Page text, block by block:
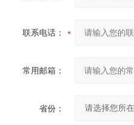
联系电话：
常用邮箱：
省份：